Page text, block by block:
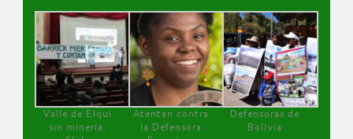
Valle de Elqui
sin minería.
Atentan contra
la Defensora
Defensoras de
Bolivia